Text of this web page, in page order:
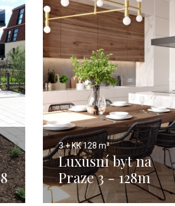
3 + KK128 m²
Luxusní byt na
Praze 3 - 128m